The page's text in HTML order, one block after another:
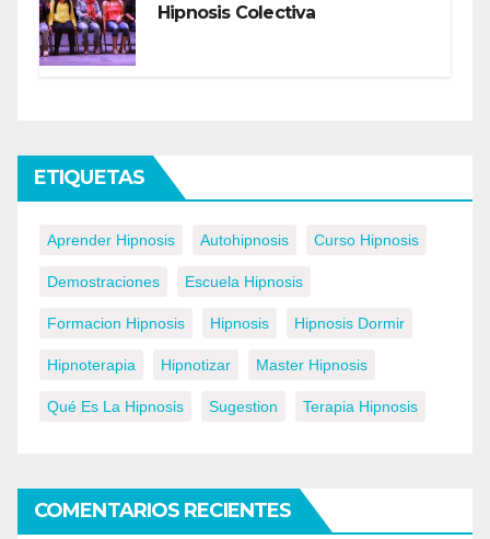
Hipnosis Colectiva
ETIQUETAS
Aprender Hipnosis Autohipnosis Curso Hipnosis
Demostraciones Escuela Hipnosis
Formacion Hipnosis Hipnosis Hipnosis Dormir
Hipnoterapia Hipnotizar Master Hipnosis
Qué Es La Hipnosis Sugestion Terapia Hipnosis
COMENTARIOS RECIENTES